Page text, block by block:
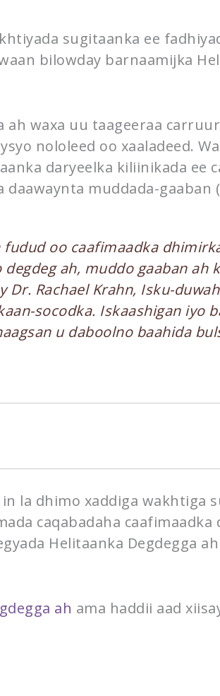
sugitaanka ee
bilowday barnaamijka
ah waxa uu taageeraa
nololeed oo xaaladeed.
daryeelka kiliinikada ee
muddada-gaaban
oo caafimaadka
ah, muddo gaaban ah
Dr. Rachael Krahn, Isku-
socodka. Iskaashigan iyo
u daboolno baahida
la dhimo xaddiga wakhtiga
caqabadaha
Helitaanka Degdegga
ah ama haddii aad